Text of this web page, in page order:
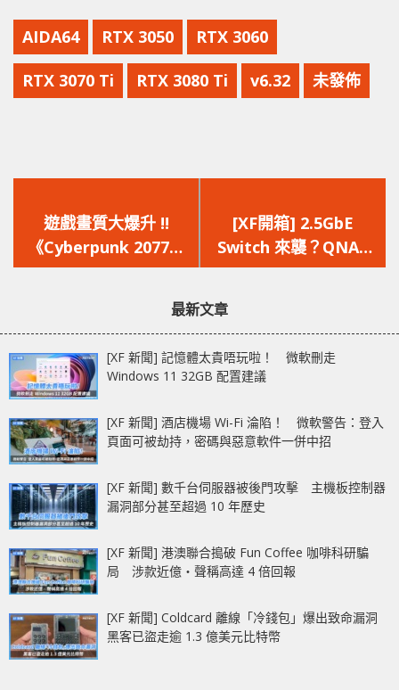
AIDA64 RTX 3050 RTX 3060
RTX 3070 Ti RTX 3080 Ti v6.32 未發佈
一
篇
文
遊戲畫質大爆升 !!
《Cyberpunk 2077》
PC 遊戲畫面 2018 VS
一
篇
文
[XF開箱] 2.5GbE
Switch 來襲？QNAP
QSW-1105-5T 及
最新文章
[XF 新聞] 記憶體太貴唔玩啦！ 微軟刪走
Windows 11 32GB 配置建議
[XF 新聞] 酒店機場 Wi-Fi 淪陷！ 微軟警告：登入
頁面可被劫持，密碼與惡意軟件一併中招
[XF 新聞] 數千台伺服器被後門攻擊 主機板控制器
漏洞部分甚至超過 10 年歷史
[XF 新聞] 港澳聯合搗破 Fun Coffee 咖啡科研騙
局 涉款近億‧聲稱高達 4 倍回報
[XF 新聞] Coldcard 離線「冷錢包」爆出致命漏洞
黑客已盜走逾 1.3 億美元比特幣